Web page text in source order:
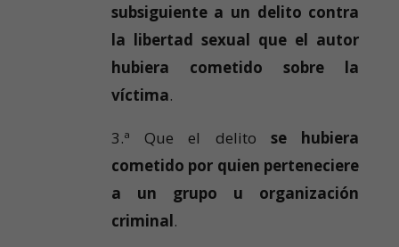
subsiguiente a un delito contra
la libertad sexual que el autor
hubiera cometido sobre la
víctima.
3.ª Que el delito se hubiera
cometido por quien perteneciere
a un grupo u organización
criminal.